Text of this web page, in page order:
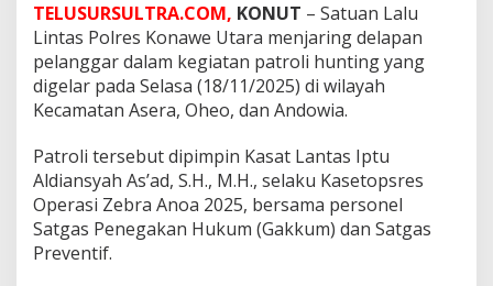
TELUSURSULTRA.COM, KONUT – Satuan Lalu
Lintas Polres Konawe Utara menjaring delapan
pelanggar dalam kegiatan patroli hunting yang
digelar pada Selasa (18/11/2025) di wilayah
Kecamatan Asera, Oheo, dan Andowia.
Patroli tersebut dipimpin Kasat Lantas Iptu
Aldiansyah As’ad, S.H., M.H., selaku Kasetopsres
Operasi Zebra Anoa 2025, bersama personel
Satgas Penegakan Hukum (Gakkum) dan Satgas
Preventif.